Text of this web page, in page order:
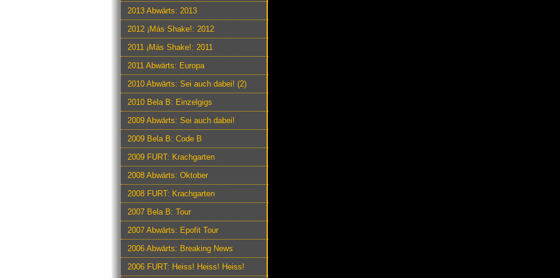
2013 Abwärts: 2013
2012 ¡Más Shake!: 2012
2011 ¡Más Shake!: 2011
2011 Abwärts: Europa
2010 Abwärts: Sei auch dabei! (2)
2010 Bela B: Einzelgigs
2009 Abwärts: Sei auch dabei!
2009 Bela B: Code B
2009 FURT: Krachgarten
2008 Abwärts: Oktober
2008 FURT: Krachgarten
2007 Bela B: Tour
2007 Abwärts: Epofit Tour
2006 Abwärts: Breaking News
2006 FURT: Heiss! Heiss! Heiss!